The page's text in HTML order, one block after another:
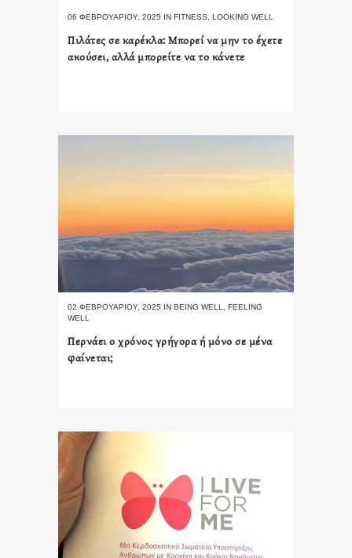
06 ΦΕΒΡΟΥΑΡΊΟΥ, 2025 IN FITNESS LOOKING WELL
Πιλάτες σε καρέκλα: Μπορεί να μην το έχετε
ακούσει, αλλά μπορείτε να το κάνετε
02 ΦΕΒΡΟΥΑΡΊΟΥ, 2025 IN BEING WELL
FEELING
WELL
Περνάει ο χρόνος γρήγορα ή μόνο σε μένα
φαίνεται;